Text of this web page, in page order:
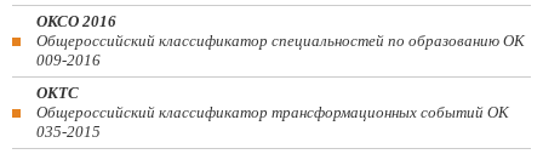
ОКСО 2016
Общероссийский классификатор специальностей по образованию ОК
009-2016
ОКТС
Общероссийский классификатор трансформационных событий ОК
035-2015